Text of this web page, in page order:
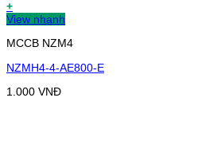
+
View nhanh
MCCB NZM4
NZMH4-4-AE800-E
1.000 VNĐ